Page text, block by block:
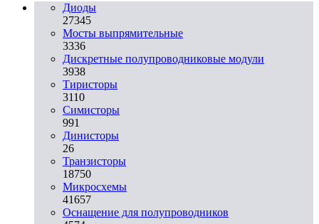
Диоды
27345
Мосты выпрямительные
3336
Дискретные полупроводниковые модули
3938
Тиристоры
3110
Симисторы
991
Динисторы
26
Транзисторы
18750
Микросхемы
41657
Оснащение для полупроводников